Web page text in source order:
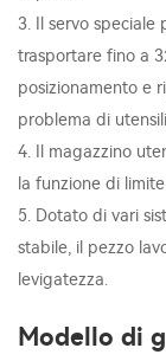
3. Il servo
trasportare fino a
posizionamento e
problema di
4. Il magazzino
la funzione di
5. Dotato di vari
stabile, il pezzo
levigatezza.
Modello di